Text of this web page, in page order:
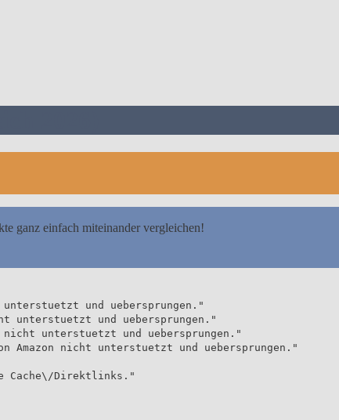
ganz einfach miteinander vergleichen!
und uebersprungen."
unterstuetzt und uebersprungen."
unterstuetzt und uebersprungen."
nicht unterstuetzt und uebersprungen."
Cache\/Direktlinks."